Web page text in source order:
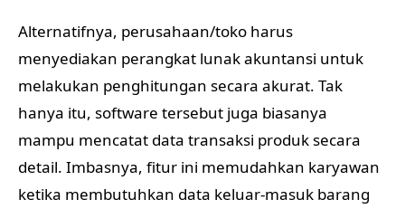
Alternatifnya, perusahaan/toko harus
menyediakan perangkat lunak akuntansi untuk
melakukan penghitungan secara akurat. Tak
hanya itu, software tersebut juga biasanya
mampu mencatat data transaksi produk secara
detail. Imbasnya, fitur ini memudahkan karyawan
ketika membutuhkan data keluar-masuk barang